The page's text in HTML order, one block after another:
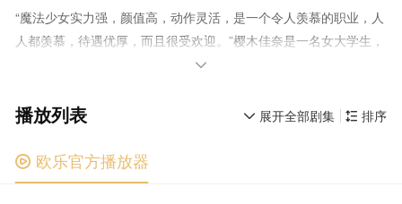
“魔法少女实力强，颜值高，动作灵活，是一个令人羡慕的职业，人
人都羡慕，待遇优厚，而且很受欢迎。”樱木佳奈是一名女大学生，
由于没有收到工作机会，她正在找工作遇到困难。她失去了信心，
为“谜”的自然灾害。将她从困境中拯救出来的，是性格不良的魔法
作为魔法少女的天赋被发现，作为应届毕业生加入了风险投资公司
Magilmier株式会社！怀着对人们的生活和工作的责任感，她迈出了

 排序
 展开全部剧集
播放列表
 欧乐官方播放器